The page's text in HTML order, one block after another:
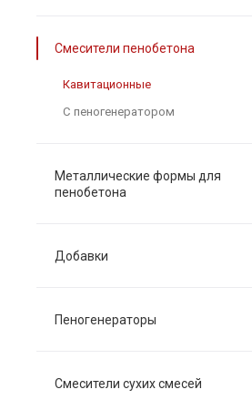
Смесители пенобетона
Кавитационные
С пеногенератором
Металлические формы для
пенобетона
Добавки
Пеногенераторы
Смесители сухих смесей